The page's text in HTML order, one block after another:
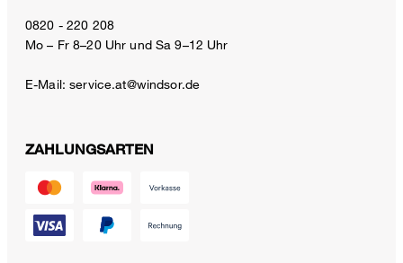
0820 - 220 208
Mo – Fr 8–20 Uhr und Sa 9–12 Uhr
E-Mail:service.at@windsor.de
ZAHLUNGSARTEN